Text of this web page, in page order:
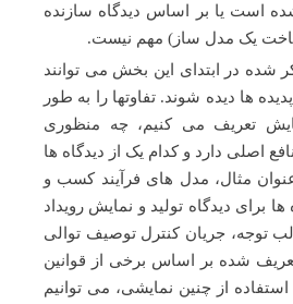
است یا بر اساس دیدگاه سازنده
یک مدل ساز) مهم نیست.
شده در ابتدای این بخش می توانند
ها دیده شوند. تفاوتها را به طور
تعریف می کنیم، چه منظوری
اصلی دارد و کدام یک از دیدگاه ها
مثال، مدل های فرآیند کسب و
برای دیدگاه تولید و نمایش رویداد
توجه، جریان کنترل توصیف توالی
شده بر اساس برخی از قوانین
از چنین نمایشی، می توانیم